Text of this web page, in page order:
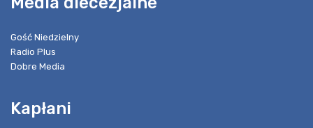
Gość Niedzielny
Radio Plus
Dobre Media
Kapłani